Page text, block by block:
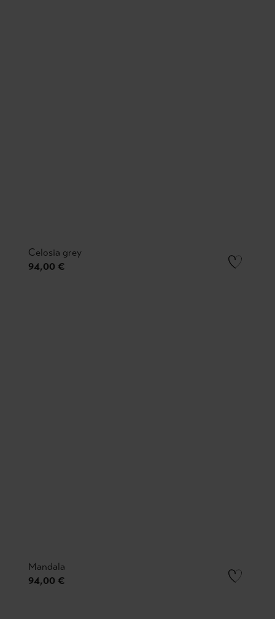
Celosia grey
94,00 €
Mandala
94,00 €